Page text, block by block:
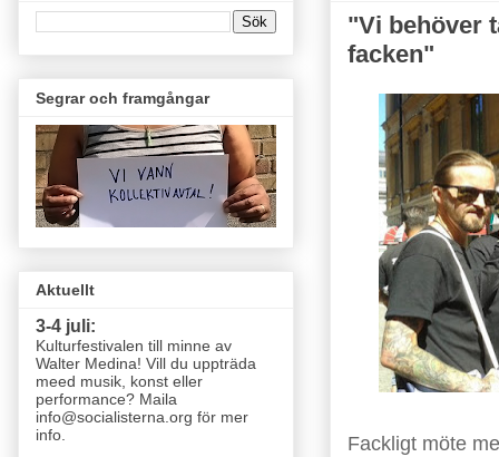
"Vi behöver
facken"
Fackligt möte
Segrar och framgångar
Aktuellt
3-4 juli:
Kulturfestivalen till minne av
Walter Medina! Vill du uppträda
meed musik, konst eller
performance? Maila
info@socialisterna.org för mer
info.